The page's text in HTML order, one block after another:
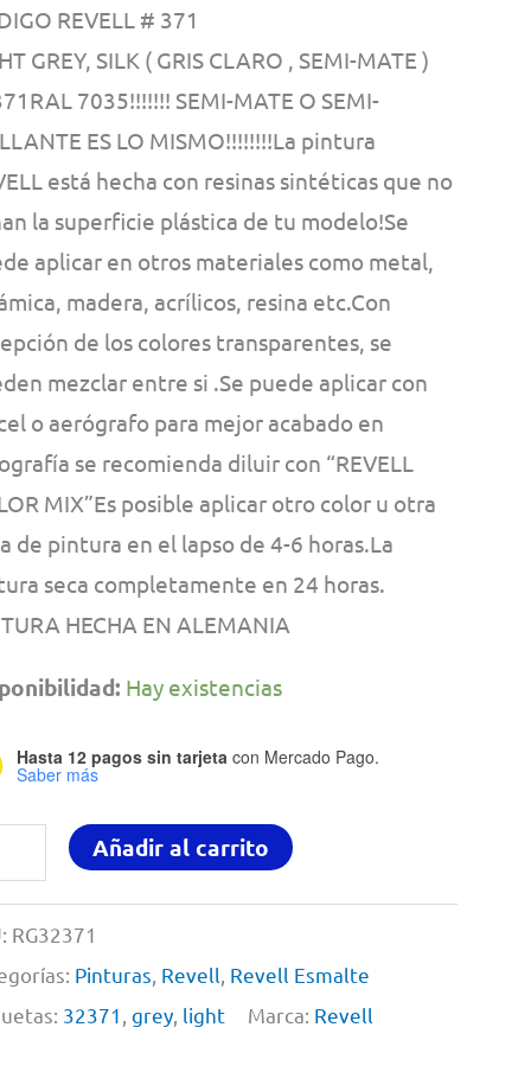
REVELL # 371
GREY, SILK ( GRIS CLARO , SEMI-MATE )
7035!!!!!!! SEMI-MATE O SEMI-
ES LO MISMO!!!!!!!!La pintura
está hecha con resinas sintéticas que no
la superficie plástica de tu modelo!Se
aplicar en otros materiales como metal,
madera, acrílicos, resina etc.Con
de los colores transparentes, se
mezclar entre si .Se puede aplicar con
o aerógrafo para mejor acabado en
se recomienda diluir con “REVELL
MIX”Es posible aplicar otro color u otra
de pintura en el lapso de 4-6 horas.La
seca completamente en 24 horas.
HECHA EN ALEMANIA
Hay existencias
Hasta 12 pagos sin tarjetacon Mercado Pago.
Saber más
Añadir al carrito
RG32371
Pinturas, Revell, Revell Esmalte
32371, grey, light Marca: Revell